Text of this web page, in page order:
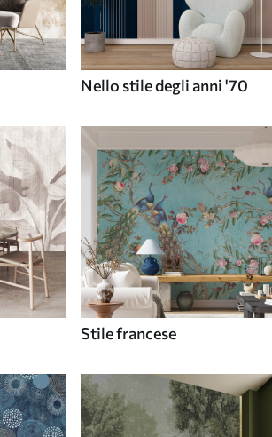
Nello stile degli anni '70
Stile francese